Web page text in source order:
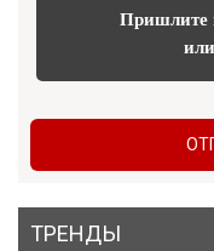
Пришлите
ТРЕНДЫ